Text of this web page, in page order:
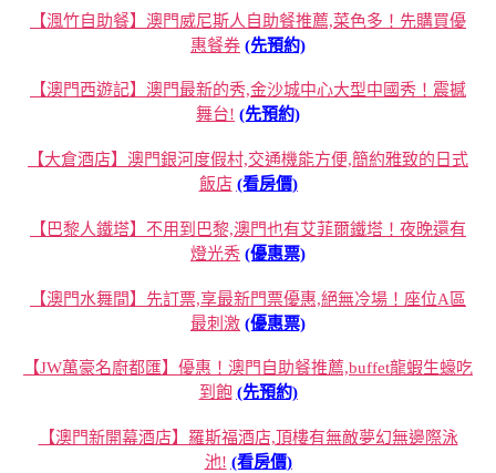
【渢竹自助餐】澳門威尼斯人自助餐推薦,菜色多！先購買優
惠餐券 (先預約)
【澳門西遊記】澳門最新的秀,金沙城中心大型中國秀！震撼
舞台! (先預約)
【大倉酒店】澳門銀河度假村,交通機能方便,簡約雅致的日式
飯店 (看房價)
【巴黎人鐵塔】不用到巴黎,澳門也有艾菲爾鐵塔！夜晚還有
燈光秀 (優惠票)
【澳門水舞間】先訂票,享最新門票優惠,絕無冷場！座位A區
最刺激 (優惠票)
【JW萬豪名廚都匯】優惠！澳門自助餐推薦,buffet龍蝦生蠔吃
到飽 (先預約)
【澳門新開幕酒店】羅斯福酒店,頂樓有無敵夢幻無邊際泳
池! (看房價)